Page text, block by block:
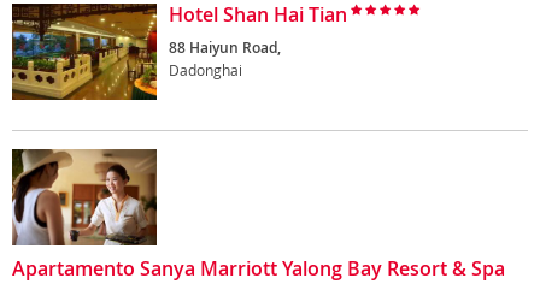
Hotel Shan Hai Tian
88 Haiyun Road,
Dadonghai
Apartamento Sanya Marriott Yalong Bay Resort & Spa